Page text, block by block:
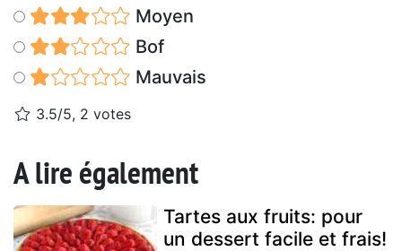
Moyen
Bof
Mauvais
3.5/5, 2 votes
A lire également
Tartes aux fruits: pour
un dessert facile et frais!